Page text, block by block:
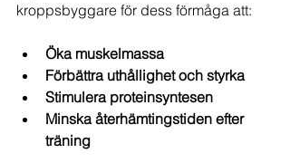
kroppsbyggare för dess förmåga att:
Öka muskelmassa
Förbättra uthållighet och styrka
Stimulera proteinsyntesen
Minska återhämtingstiden efter
träning